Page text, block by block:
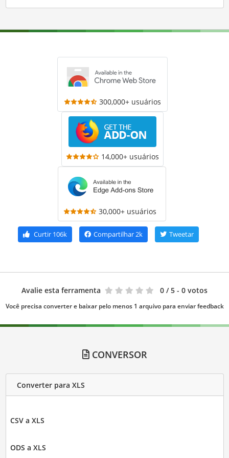
300,000+ usuários
14,000+ usuários
30,000+ usuários
Curtir 106k Compartilhar2k Tweetar
Avalie esta ferramenta 0 / 5 - 0 votos
Você precisa converter e baixar pelo menos 1 arquivo para enviar feedback
CONVERSOR
Converter para XLS
CSV a XLS
ODS a XLS